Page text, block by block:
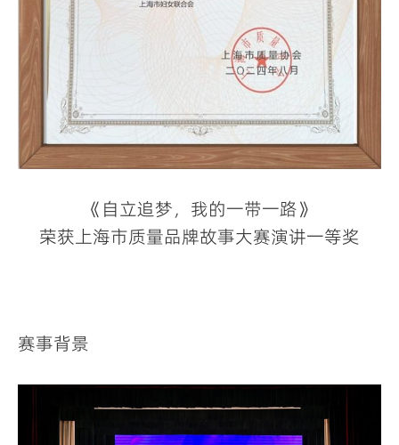
《自立追梦，我的一带一路》
荣获上海市质量品牌故事大赛演讲一等奖
赛事背景